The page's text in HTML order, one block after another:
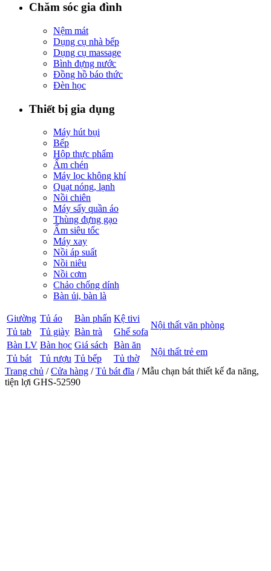
Chăm sóc gia đình
Nệm mát
Dụng cụ nhà bếp
Dụng cụ massage
Bình đựng nước
Đồng hồ báo thức
Đèn học
Thiết bị gia dụng
Máy hút bụi
Bếp
Hộp thực phẩm
Ấm chén
Máy lọc không khí
Quạt nóng, lạnh
Nồi chiên
Máy sấy quần áo
Thùng đựng gạo
Ấm siêu tốc
Máy xay
Nồi áp suất
Nồi niêu
Nồi cơm
Chảo chống dính
Bàn ủi, bàn là
Giường Tủ áo Bàn phấn Kệ tivi
Nội thất văn phòng
Tủ tab Tủ giày Bàn trà
Ghế sofa
Bàn LV Bàn học Giá sách Bàn ăn
Nội thất trẻ em
Tủ bát Tủ rượu Tủ bếp
Tủ thờ
Trang chủ /Cửa hàng /Tủ bát đĩa / Mẫu chạn bát thiết kế đa năng,
tiện lợi GHS-52590